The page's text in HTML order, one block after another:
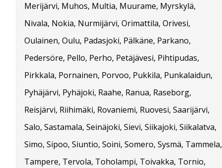
Merijärvi, Muhos, Multia, Muurame, Myrskylä,
Nivala, Nokia, Nurmijärvi, Orimattila, Orivesi,
Oulainen, Oulu, Padasjoki, Pälkäne, Parkano,
Pedersöre, Pello, Perho, Petäjävesi, Pihtipudas,
Pirkkala, Pornainen, Porvoo, Pukkila, Punkalaidun,
Pyhäjärvi, Pyhäjoki, Raahe, Ranua, Raseborg,
Reisjärvi, Riihimäki, Rovaniemi, Ruovesi, Saarijärvi,
Salo, Sastamala, Seinäjoki, Sievi, Siikajoki, Siikalatva,
Simo, Sipoo, Siuntio, Soini, Somero, Sysmä, Tammela,
Tampere, Tervola, Toholampi, Toivakka, Tornio,